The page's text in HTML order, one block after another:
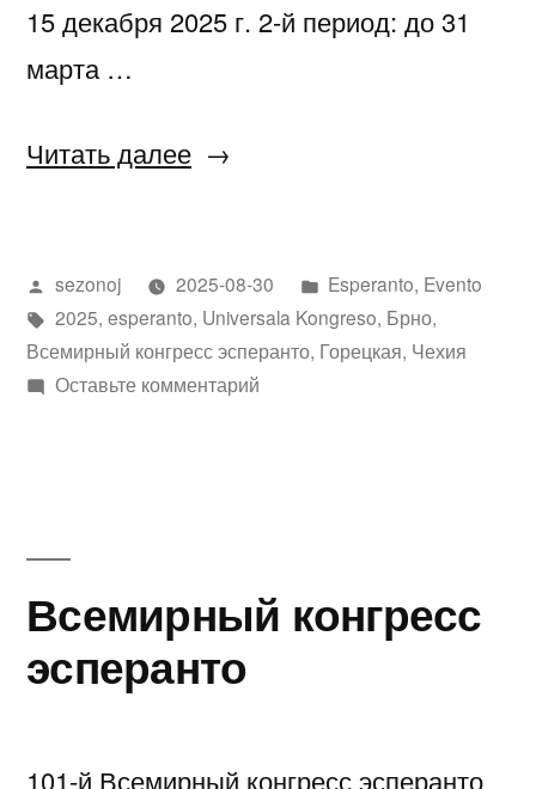
15 декабря 2025 г. 2-й период: до 31
марта …
Читать далее«111-
конгресс
эсперанто
в
Написано
автором
sezonoj 2025-08-30
Написано
в
Esperanto, Evento
Метки:
2025, esperanto, Universala Kongreso, Брно,
Всемирный конгресс эсперанто, Горецкая, Чехия
Оставьте комментарийк
Граце
Всемирный конгресс
эсперанто
101-й Всемирный конгресс эсперанто